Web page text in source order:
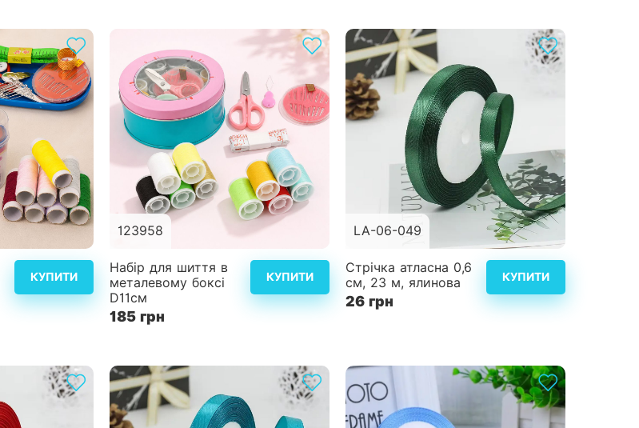
КУПИТИ
123958
Набір для шиття в
металевому боксі
D11см
185 грн
КУПИТИ
LA-06-049
Стрічка атласна 0,6
см, 23 м, ялинова
26 грн
КУПИТИ